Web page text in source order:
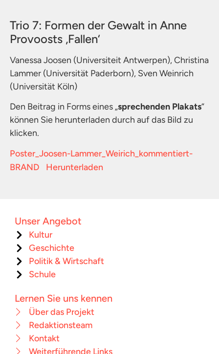
Trio 7: Formen der Gewalt in Anne
Provoosts ‚Fallen‘
Vanessa Joosen (Universiteit Antwerpen), Christina
Lammer (Universität Paderborn), Sven Weinrich
(Universität Köln)
Den Beitrag in Forms eines „sprechenden Plakats“
können Sie herunterladen durch auf das Bild zu
klicken.
Poster_Joosen-Lammer_Weirich_kommentiert-
BRAND
Herunterladen
Unser Angebot
Kultur
Geschichte
Politik & Wirtschaft
Schule
Lernen Sie uns kennen
Über das Projekt
Redaktionsteam
Kontakt
Weiterführende Links